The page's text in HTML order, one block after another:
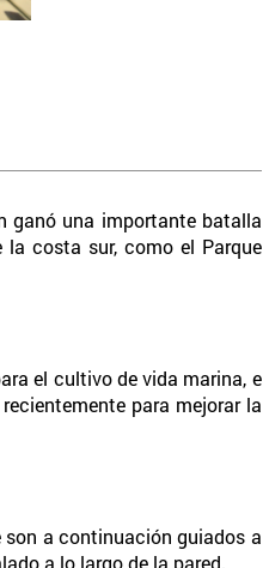
ganó una importante batalla
costa sur, como el Parque
el cultivo de vida marina, e
para mejorar la
son a continuación guiados a
a lo largo de la pared.